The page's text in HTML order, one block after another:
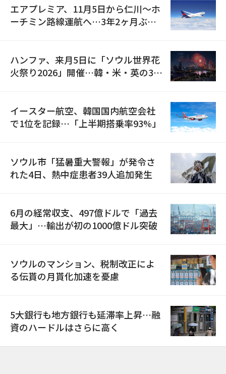
エアプレミア、11月5日から仁川〜ホ
ーチミン路線運航へ…3年2ヶ月ぶり
ハンファ、来月5日に「ソウル世界花
火祭り2026」開催…韓・米・英の3カ
イースター航空、韓国国内航空会社
で1位を記録…「上半期搭乗率93%」
ソウル市「猛暑重大警報」が発令さ
れた4日、熱中症患者39人追加発生
6月の経常収支、497億ドルで「過去
最大」…輸出が初の1000億ドル突破
ソウルのマンション、税制改正によ
る伝貰の月貰化加速を憂慮
5大銀行も地方銀行も延滞率上昇…融
資のハードルはさらに高く